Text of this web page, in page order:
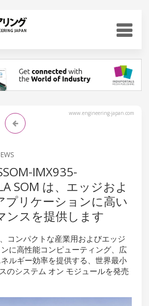
www.engineering-japan.com
IMX935-
SOM は、エッジおよ
プリケーションに高い
ンスを提供します
コンパクトな産業用およびエッジ
に高性能コンピューティング、広
ルギー効率を提供する、世界最小
のシステム オン モジュールを発売